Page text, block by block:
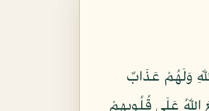
وَلَهُمْ عَذَابٌ
يَهْدِي الْقَوْمَ الْكَافِرِينَ (107) أُولَئِكَ الَّذِينَ طَبَعَ اللّهُ عَلَى قُلُوبِهِمْ